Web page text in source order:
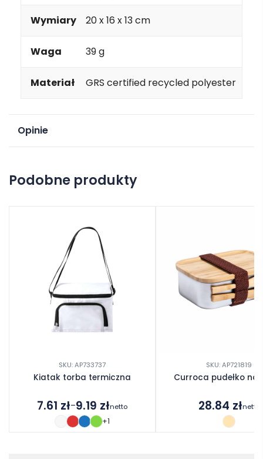
Wymiary 20 x 16 x 13 cm
Waga 39 g
Materiał GRS certified recycled polyester
Opinie
Podobne produkty
SKU: AP733737
Kiatak torba termiczna
7.61 zł–9.19 złnetto
+1
SKU: AP721819
Curroca pudełko na
28.84 złnetto